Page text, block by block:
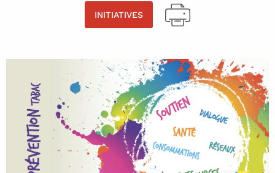
INITIATIVES